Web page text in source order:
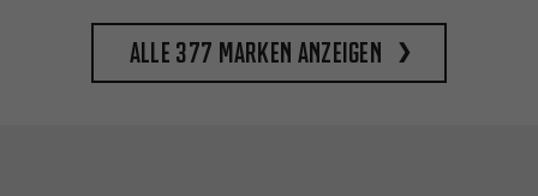
Alle 377 Marken anzeigen